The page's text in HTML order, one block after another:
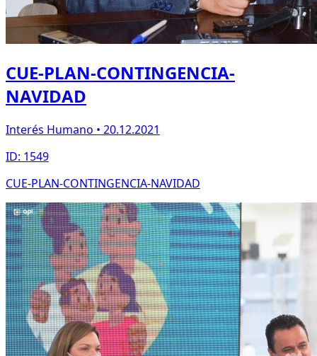
CUE-PLAN-CONTINGENCIA-
NAVIDAD
Interés Humano • 20.12.2021
ID: 1549
CUE-PLAN-CONTINGENCIA-NAVIDAD